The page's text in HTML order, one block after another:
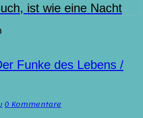
ist wie eine Nacht
Funke des Lebens /
Kommentare
0 Kommentare